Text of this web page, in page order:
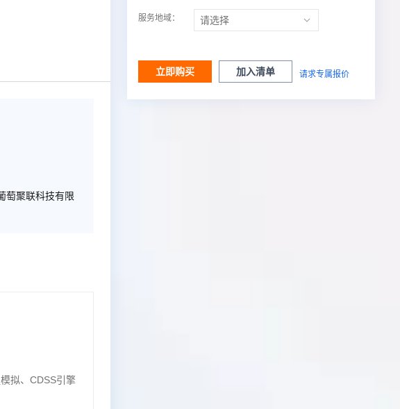
萄聚联科技有限
拟、CDSS引擎
服务地域：
立即购买 加入清单 请求专属报价